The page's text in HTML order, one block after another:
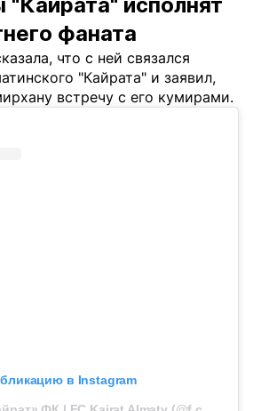
исполнят
фаната
что с ней связался
"Кайрата" и заявил,
встречу с его кумирами.
в Instagram